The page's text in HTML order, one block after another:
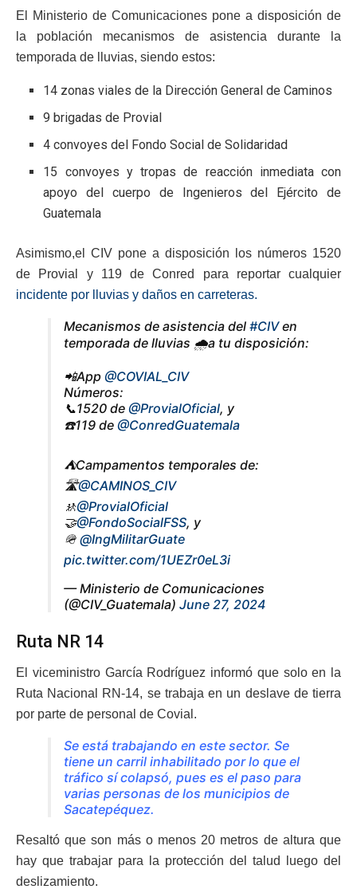
El Ministerio de Comunicaciones pone a disposición de
la población mecanismos de asistencia durante la
temporada de lluvias, siendo estos:
14 zonas viales de la Dirección General de Caminos
9 brigadas de Provial
4 convoyes del Fondo Social de Solidaridad
15 convoyes y tropas de reacción inmediata con
apoyo del cuerpo de Ingenieros del Ejército de
Guatemala
Asimismo,el CIV pone a disposición los números 1520
de Provial y 119 de Conred para reportar cualquier
incidente por lluvias y daños en carreteras.
Mecanismos de asistencia del #CIVen
temporada de lluvias 🌧a tu disposición:
📲App @COVIAL_CIV
Números:
📞1520 de @ProvialOficial, y
☎️119 de @ConredGuatemala
⛺Campamentos temporales de:
🛣️@CAMINOS_CIV
🚸@ProvialOficial
🤝@FondoSocialFSS, y
🪖 @IngMilitarGuate
pic.twitter.com/1UEZr0eL3i
— Ministerio de Comunicaciones
(@CIV_Guatemala) June 27, 2024
Ruta NR 14
El viceministro García Rodríguez informó que solo en la
Ruta Nacional RN-14, se trabaja en un deslave de tierra
por parte de personal de Covial.
Se está trabajando en este sector. Se
tiene un carril inhabilitado por lo que el
tráfico sí colapsó, pues es el paso para
varias personas de los municipios de
Sacatepéquez.
Resaltó que son más o menos 20 metros de altura que
hay que trabajar para la protección del talud luego del
deslizamiento.